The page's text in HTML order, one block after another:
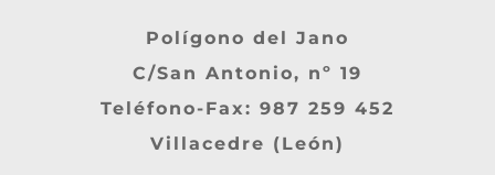
Polígono del Jano
C/San Antonio, nº 19
Teléfono-Fax: 987 259 452
Villacedre (León)